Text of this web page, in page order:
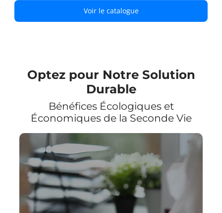
Voir le catalogue
Optez pour Notre Solution
Durable
Bénéfices Écologiques et
Économiques de la Seconde Vie